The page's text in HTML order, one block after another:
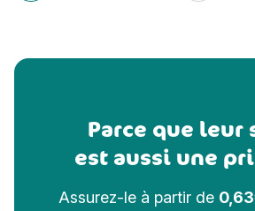
Parce que leur
est aussi une
Assurez-le à partir de